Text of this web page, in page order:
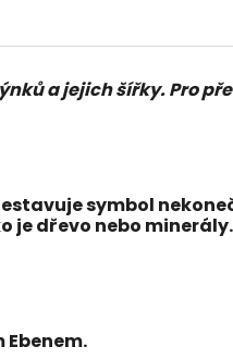
a jejich šířky. Pro
symbol
jedřevo nebo minerály